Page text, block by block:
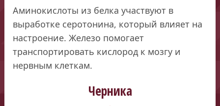
Аминокислоты из белка участвуют в
выработке серотонина, который влияет на
настроение. Железо помогает
транспортировать кислород к мозгу и
нервным клеткам.
Черника